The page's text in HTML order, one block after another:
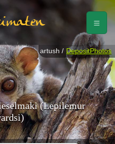
(Lepilemur
artush / DepositPhotos